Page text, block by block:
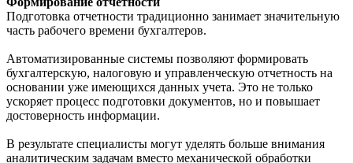
Подготовка отчетности традиционно занимает значительную
часть рабочего времени бухгалтеров.
Автоматизированные системы позволяют формировать
бухгалтерскую, налоговую и управленческую отчетность на
основании уже имеющихся данных учета. Это не только
ускоряет процесс подготовки документов, но и повышает
достоверность информации.
В результате специалисты могут уделять больше внимания
аналитическим задачам вместо механической обработки